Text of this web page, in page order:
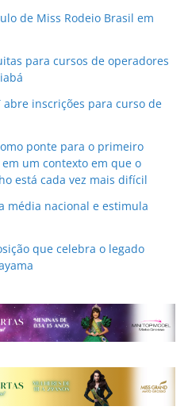
de Miss Rodeio Brasil em
para cursos de operadores
inscrições para curso de
ponte para o primeiro
um contexto em que o
está cada vez mais difícil
média nacional e estimula
que celebra o legado